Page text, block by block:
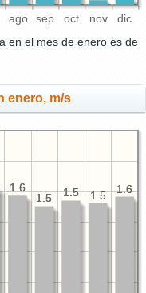
ago sep oct nov dic
en el mes de enero es de
enero, m/s
1.6
1.5
1.5
1.5
1.6
1.6
1.5
1.5
1.5
1.6